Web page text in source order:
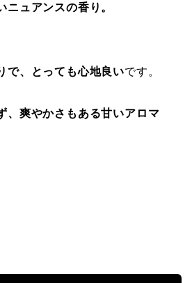
ニュアンスの香り。
で、とっても心地良いです。
、爽やかさもある甘いアロマ